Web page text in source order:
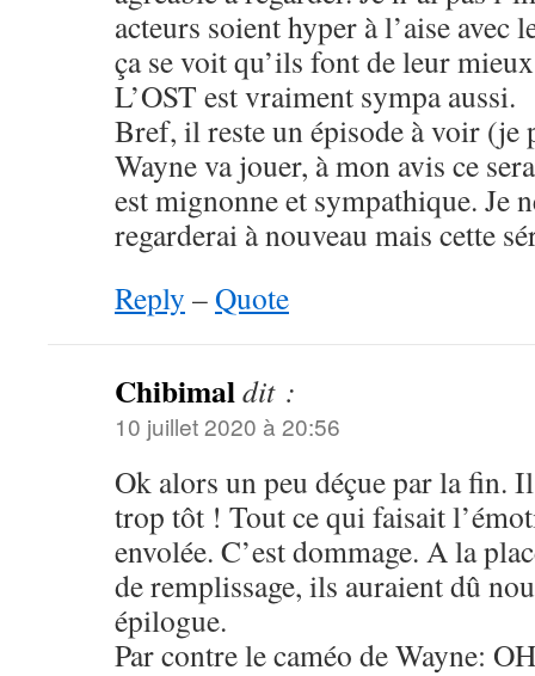
acteurs soient hyper à l’aise avec
ça se voit qu’ils font de leur
L’OST est vraiment sympa aussi.
Bref, il reste un épisode à voir (je
Wayne va jouer, à mon avis ce
est mignonne et sympathique. Je
regarderai à nouveau mais cette
Reply –Quote
Chibimaldit :
10 juillet 2020 à 20:56
Ok alors un peu déçue par la fin.
trop tôt ! Tout ce qui faisait
envolée. C’est dommage. A la
de remplissage, ils auraient dû
épilogue.
Par contre le caméo de Wayne: